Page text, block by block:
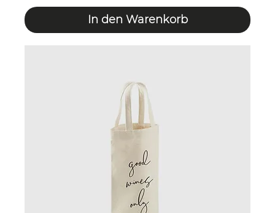
In den Warenkorb